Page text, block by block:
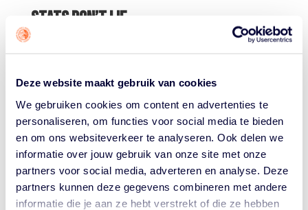
Deze website maakt gebruik van cookies
We gebruiken cookies om content en advertenties te
personaliseren, om functies voor social media te bieden
en om ons websiteverkeer te analyseren. Ook delen we
informatie over jouw gebruik van onze site met onze
partners voor social media, adverteren en analyse. Deze
partners kunnen deze gegevens combineren met andere
informatie die je aan ze hebt verstrekt of die ze hebben
STATS DON’T LIE
Oranje had het vizier niet scherp staan op de vrije
worplijn: 13 op 22. Toen het er echt om ging in de
Beide ploegen hielden elkaar onder de borden mooi in
evenwicht (40-40) maar de Kroatische driepunters
(uiteindelijk 10 stuks op 33 pogingen) deden Oranje flink
TOPSCORERS
Lotte Toornstra 14; Pien Steenbergen 12;